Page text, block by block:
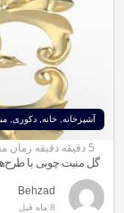
آشپزخانه خانه دکوری
5 دقیقه دقیقه زمان مطالعه
گل منبت چوبی با
Behzad
8 ماه قبل